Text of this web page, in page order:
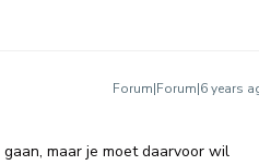
Forum|Forum|6 years
maar je moet daarvoor wil